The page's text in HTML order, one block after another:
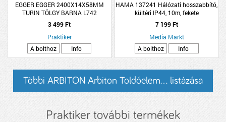
EGGER EGGER 2400X14X58MM
TURIN TÖLGY BARNA L742
SZEGŐLÉC
3 499 Ft
Praktiker
A bolthoz
Info
HAMA 137241 Hálózati hosszabbító,
kültéri IP44, 10m, fekete
7 199 Ft
Media Markt
A bolthoz
Info
Többi ARBITON Arbiton Toldóelem... listázása
Praktiker további termékek